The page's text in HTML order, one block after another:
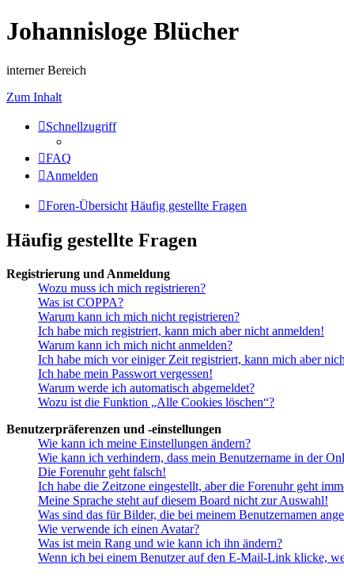
Johannisloge Blücher
interner Bereich
Zum Inhalt
Schnellzugriff
FAQ
Anmelden
Foren-Übersicht Häufig gestellte Fragen
Häufig gestellte Fragen
Registrierung und Anmeldung
Wozu muss ich mich registrieren?
Was ist COPPA?
Warum kann ich mich nicht registrieren?
Ich habe mich registriert, kann mich aber nicht anmelden!
Warum kann ich mich nicht anmelden?
Ich habe mich vor einiger Zeit registriert, kann mich aber
Ich habe mein Passwort vergessen!
Warum werde ich automatisch abgemeldet?
Wozu ist die Funktion „Alle Cookies löschen“?
Benutzerpräferenzen und -einstellungen
Wie kann ich meine Einstellungen ändern?
Wie kann ich verhindern, dass mein Benutzername in der
Die Forenuhr geht falsch!
Ich habe die Zeitzone eingestellt, aber die Forenuhr geht
Meine Sprache steht auf diesem Board nicht zur Auswahl!
Was sind das für Bilder, die bei meinem Benutzernamen
Wie verwende ich einen Avatar?
Was ist mein Rang und wie kann ich ihn ändern?
Wenn ich bei einem Benutzer auf den E-Mail-Link klicke,